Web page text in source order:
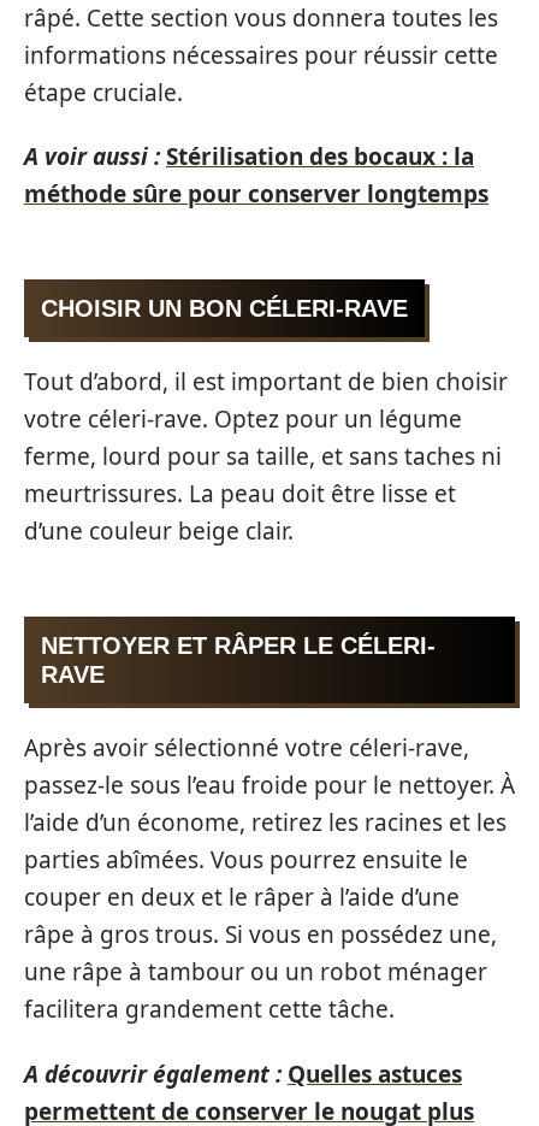
râpé. Cette section vous donnera toutes les
informations nécessaires pour réussir cette
étape cruciale.
A voir aussi :Stérilisation des bocaux : la
méthode sûre pour conserver longtemps
CHOISIR UN BON CÉLERI-RAVE
Tout d’abord, il est important de bien choisir
votre céleri-rave. Optez pour un légume
ferme, lourd pour sa taille, et sans taches ni
meurtrissures. La peau doit être lisse et
d’une couleur beige clair.
NETTOYER ET RÂPER LE CÉLERI-
RAVE
Après avoir sélectionné votre céleri-rave,
passez-le sous l’eau froide pour le nettoyer. À
l’aide d’un économe, retirez les racines et les
parties abîmées. Vous pourrez ensuite le
couper en deux et le râper à l’aide d’une
râpe à gros trous. Si vous en possédez une,
une râpe à tambour ou un robot ménager
facilitera grandement cette tâche.
A découvrir également : Quelles astuces
permettent de conserver le nougat plus